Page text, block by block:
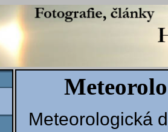
Meteorologická